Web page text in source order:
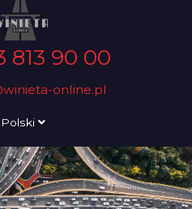
813 90 00
online.pl